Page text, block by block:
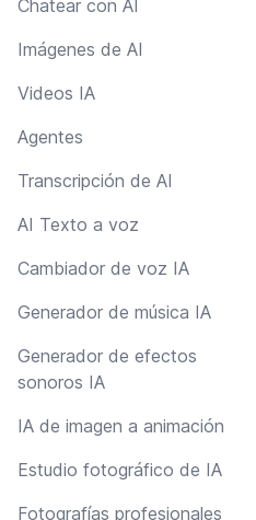
Chatear con AI
Imágenes de AI
Videos IA
Agentes
Transcripción de AI
AI Texto a voz
Cambiador de voz IA
Generador de música IA
Generador de efectos
sonoros IA
IA de imagen a animación
Estudio fotográfico de IA
Fotografías profesionales